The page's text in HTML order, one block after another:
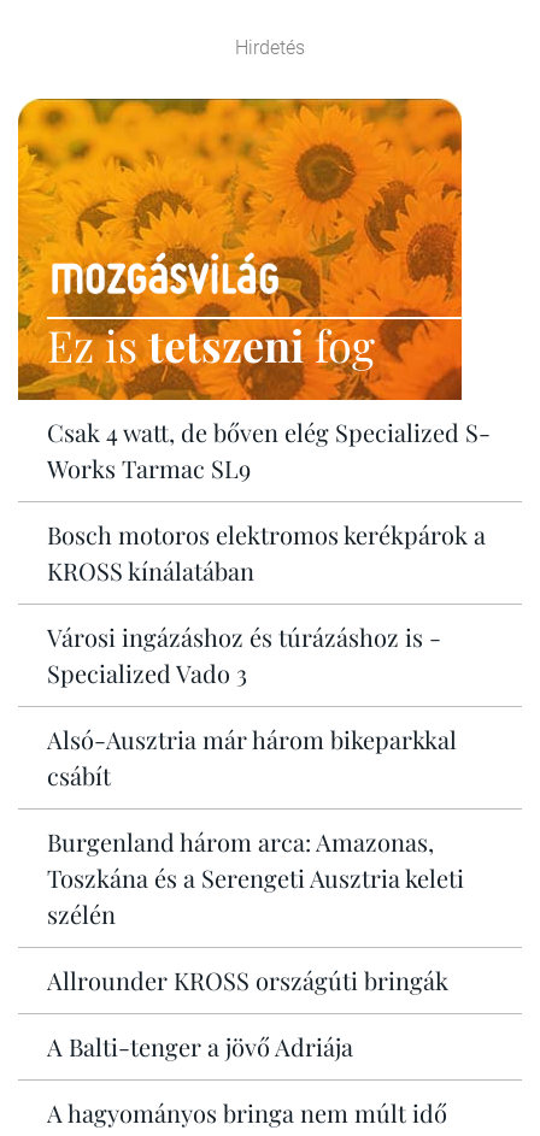
Hirdetés
Ez istetszenifog
Csak 4 watt, de bőven elég Specialized S-
Works Tarmac SL9
Bosch motoros elektromos kerékpárok a
KROSS kínálatában
Városi ingázáshoz és túrázáshoz is -
Specialized Vado 3
Alsó-Ausztria már három bikeparkkal
csábít
Burgenland három arca: Amazonas,
Toszkána és a Serengeti Ausztria keleti
szélén
Allrounder KROSS országúti bringák
A Balti-tenger a jövő Adriája
A hagyományos bringa nem múlt idő